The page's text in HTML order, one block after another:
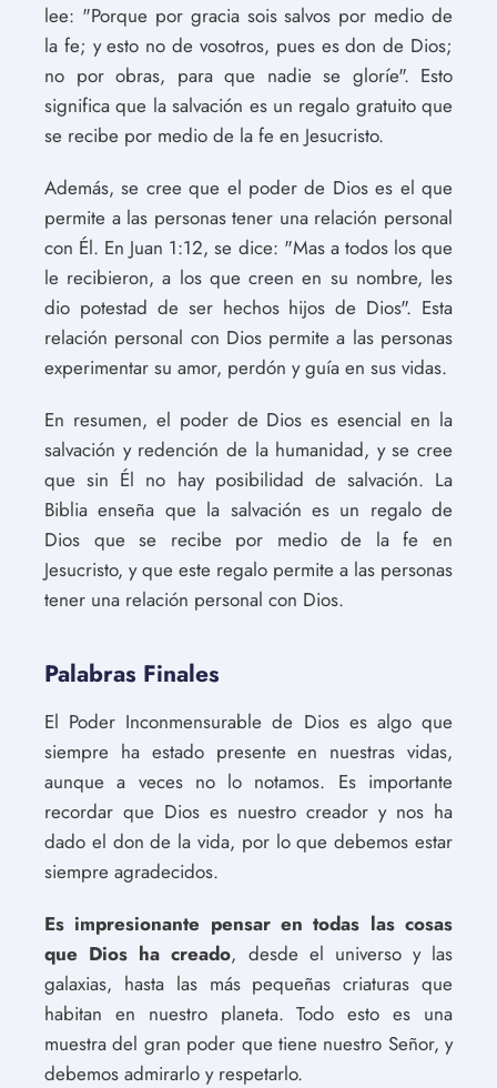
lee: "Porque por gracia sois salvos por medio de
la fe; y esto no de vosotros, pues es don de Dios;
no por obras, para que nadie se gloríe". Esto
significa que la salvación es un regalo gratuito que
se recibe por medio de la fe en Jesucristo.
Además, se cree que el poder de Dios es el que
permite a las personas tener una relación personal
con Él. En Juan 1:12, se dice: "Mas a todos los que
le recibieron, a los que creen en su nombre, les
dio potestad de ser hechos hijos de Dios". Esta
relación personal con Dios permite a las personas
experimentar su amor, perdón y guía en sus vidas.
En resumen, el poder de Dios es esencial en la
salvación y redención de la humanidad, y se cree
que sin Él no hay posibilidad de salvación. La
Biblia enseña que la salvación es un regalo de
Dios que se recibe por medio de la fe en
Jesucristo, y que este regalo permite a las personas
tener una relación personal con Dios.
Palabras Finales
El Poder Inconmensurable de Dios es algo que
siempre ha estado presente en nuestras vidas,
aunque a veces no lo notamos. Es importante
recordar que Dios es nuestro creador y nos ha
dado el don de la vida, por lo que debemos estar
siempre agradecidos.
Es impresionante pensar en todas las cosas
que Dios ha creado, desde el universo y las
galaxias, hasta las más pequeñas criaturas que
habitan en nuestro planeta. Todo esto es una
muestra del gran poder que tiene nuestro Señor, y
debemos admirarlo y respetarlo.